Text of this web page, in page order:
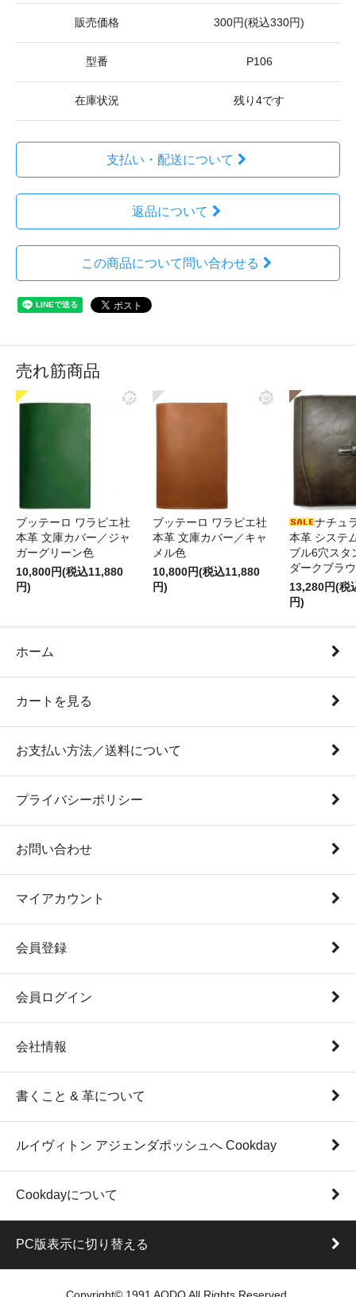
販売価格 300円(税込330円)
型番 P106
在庫状況 残り4です
支払い・配送について
返品について
この商品について問い合わせる
売れ筋商品
ブッテーロ ワラピエ社
本革 文庫カバー／ジャ
ガーグリーン色
10,800円(税込11,880
円)
ブッテーロ ワラピエ社
本革 文庫カバー／キャ
メル色
10,800円(税込11,880
円)
ナチュ
本革 システ
ブル6穴スタ
ダークブラ
13,280円(税
円)
ホーム
カートを見る
お支払い方法／送料について
プライバシーポリシー
お問い合わせ
マイアカウント
会員登録
会員ログイン
会社情報
書くこと & 革について
ルイヴィトン アジェンダポッシュへ Cookday
Cookdayについて
PC版表示に切り替える